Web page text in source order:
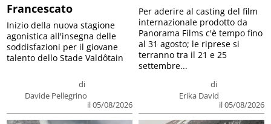
Francescato
di
Davide Pellegrino
il 05/08/2026
Inizio della nuova stagione
agonistica all'insegna delle
soddisfazioni per il giovane
talento dello Stade Valdôtain
di
Erika David
il 05/08/2026
Per aderire al casting del film
internazionale prodotto da
Panorama Films c'è tempo fino
al 31 agosto; le riprese si
terranno tra il 21 e 25
settembre...